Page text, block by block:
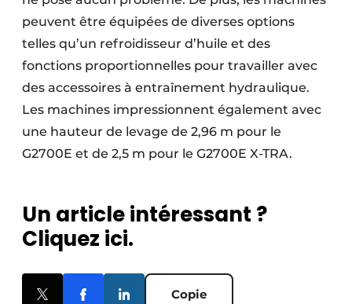
peuvent être équipées de diverses options
telles qu’un refroidisseur d’huile et des
fonctions proportionnelles pour travailler avec
des accessoires à entraînement hydraulique.
Les machines impressionnent également avec
une hauteur de levage de 2,96 m pour le
G2700E et de 2,5 m pour le G2700E X-TRA.
Un article intéressant ?
Cliquez ici.
Copie